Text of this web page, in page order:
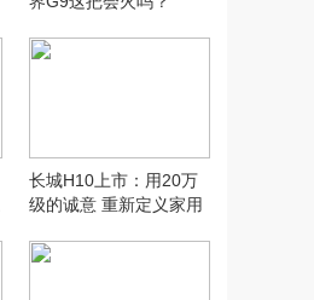
长城H10上市：用20万
级的诚意 重新定义家用